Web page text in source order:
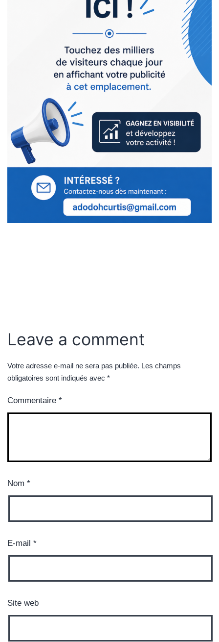
Leave a comment
Votre adresse e-mail ne sera pas publiée. Les champs
obligatoires sont indiqués avec *
Commentaire *
Nom *
E-mail *
Site web